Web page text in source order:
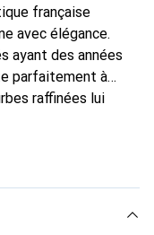
française
avec élégance.
ayant des années
parfaitement à
raffinées lui
votre smartphone.
un choix fiable